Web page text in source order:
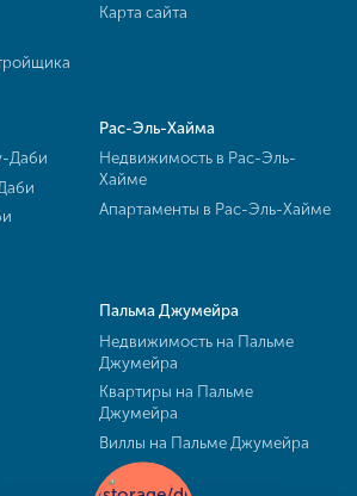
Карта сайта
Даби
Рас-Эль-Хайма
Недвижимость в Рас-Эль-
Хайме
Апартаменты в Рас-Эль-Хайме
Пальма Джумейра
Недвижимость на Пальме
Джумейра
Квартиры на Пальме
Джумейра
Виллы на Пальме Джумейра